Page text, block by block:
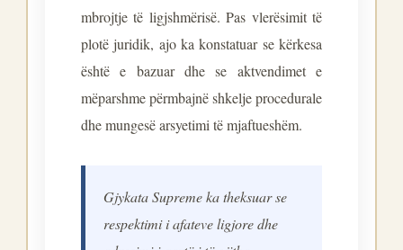
mbrojtje të ligjshmërisë. Pas vlerësimit të
plotë juridik, ajo ka konstatuar se kërkesa
është e bazuar dhe se aktvendimet e
mëparshme përmbajnë shkelje procedurale
dhe mungesë arsyetimi të mjaftueshëm.
Gjykata Supreme ka theksuar se
respektimi i afateve ligjore dhe